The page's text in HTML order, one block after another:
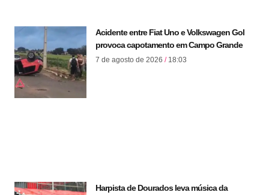
Acidente entre Fiat Uno e Volkswagen Gol
provoca capotamento em Campo Grande
7 de agosto de 2026 18:03
Harpista de Dourados leva música da